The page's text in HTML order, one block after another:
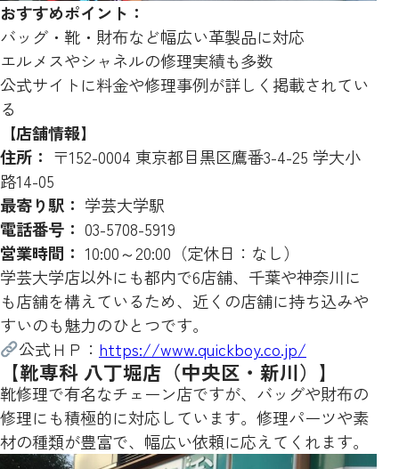
おすすめポイント：
バッグ・靴・財布など幅広い革製品に対応
エルメスやシャネルの修理実績も多数
公式サイトに料金や修理事例が詳しく掲載されてい
る
【店舗情報】
住所： 〒152-0004 東京都目黒区鷹番3-4-25 学大小
路14-05
最寄り駅： 学芸大学駅
電話番号： 03-5708-5919
営業時間： 10:00～20:00（定休日：なし）
学芸大学店以外にも都内で6店舗、千葉や神奈川に
も店舗を構えているため、近くの店舗に持ち込みや
すいのも魅力のひとつです。
公式ＨＰ： https://www.quickboy.co.jp/
【靴専科 八丁堀店（中央区・新川）】
靴修理で有名なチェーン店ですが、バッグや財布の
修理にも積極的に対応しています。修理パーツや素
材の種類が豊富で、幅広い依頼に応えてくれます。